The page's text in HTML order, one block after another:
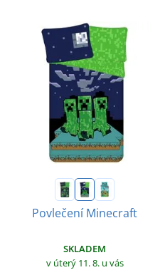
Povlečení Minecraft
SKLADEM
v úterý 11. 8. u vás